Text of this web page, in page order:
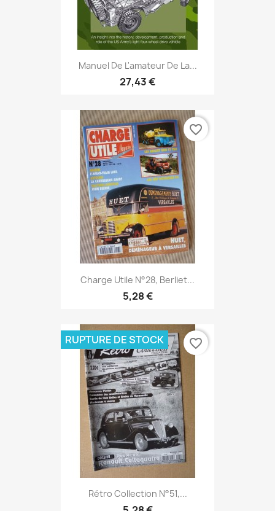
Manuel De L'amateur De La...
27,43 €
Charge Utile N°28, Berliet...
5,28 €
favorite_border
Rétro Collection N°51,...
RUPTURE DE STOCK favorite_border